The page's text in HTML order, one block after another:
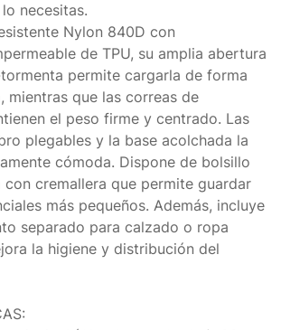
necesitas.
Nylon 840D con
de TPU, su amplia abertura
permite cargarla de forma
mientras que las correas de
el peso firme y centrado. Las
plegables y la base acolchada la
cómoda. Dispone de bolsillo
cremallera que permite guardar
más pequeños. Además, incluye
separado para calzado o ropa
la higiene y distribución del